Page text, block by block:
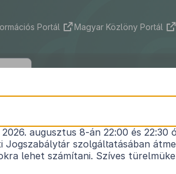
Portál Magyar Közlöny Portál
2006. (IV. 3.) Korm.
Magyar Honvédségről szóló
rendelkezéseinek
augusztus 8-án 22:00 és
Jogszabálytár szolgáltatásában
lehet számítani. Szíves